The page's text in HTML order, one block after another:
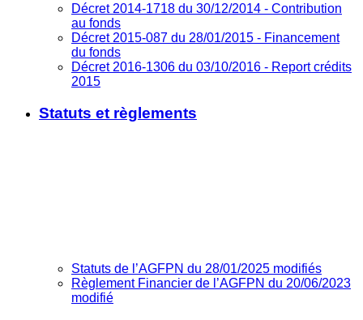
Décret 2014-1718 du 30/12/2014 - Contribution
au fonds
Décret 2015-087 du 28/01/2015 - Financement
du fonds
Décret 2016-1306 du 03/10/2016 - Report crédits
2015
Statuts et règlements
Statuts de l’AGFPN du 28/01/2025 modifiés
Règlement Financier de l’AGFPN du 20/06/2023
modifié